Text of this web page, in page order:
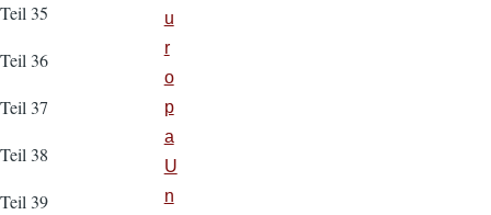
Teil 35
Teil 36
Teil 37
Teil 38
Teil 39
u
r
o
p
a
U
n